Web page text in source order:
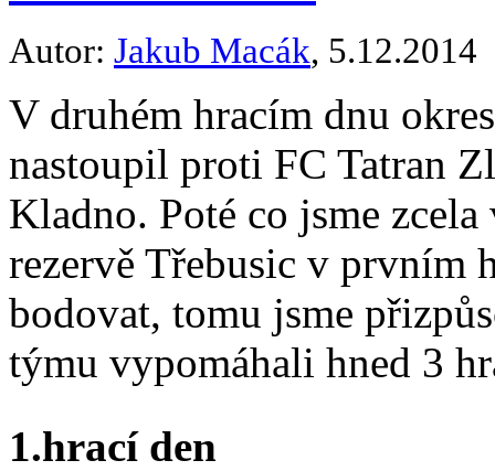
Autor: Jakub Macák, 5.12.2014
V druhém hracím dnu
nastoupil proti FC Tatran
Kladno. Poté co jsme
rezervě Třebusic v prvním
bodovat, tomu jsme
týmu vypomáhali hned 3
1.hrací den